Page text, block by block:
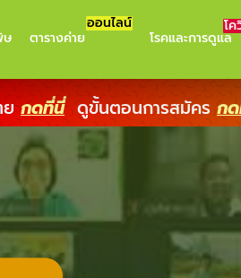
ษ ตารางค่าย
ออนไลน์
โรคและการดูแล
โค
ยกดที่นี่ ดูขั้นตอนการสมัคร ก